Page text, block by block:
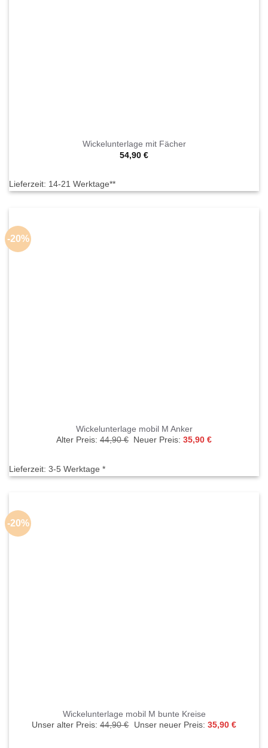
Wickelunterlage mit Fächer
54,90 €
Lieferzeit: 14-21 Werktage**
-20%
Wickelunterlage mobil M Anker
Alter Preis: 44,90€
Ursprünglicher
Neuer Preis: 35,90€Aktueller
Lieferzeit: 3-5 Werktage *
-20%
Wickelunterlage mobil M bunte Kreise
Unser alter Preis: 44,90€
Ursprünglicher
Unser neuer Preis: 35,90 €Aktueller